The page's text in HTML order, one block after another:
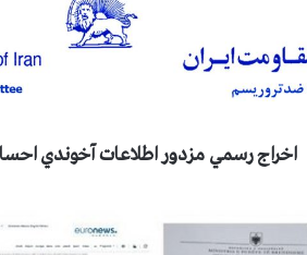
اخراج رسمي مزدور اطلاعات آخوندي